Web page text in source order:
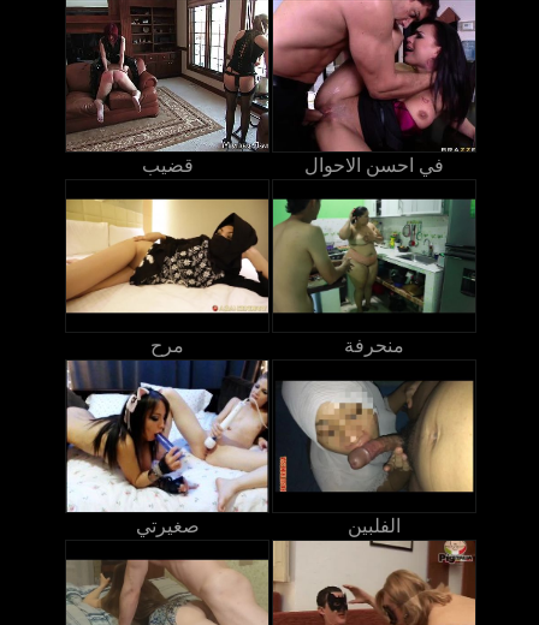
قضيب في احسن الاحوال
مرح منحرفة
صغيرتي الفلبين